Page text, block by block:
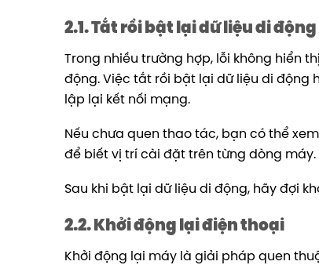
2.1. Tắt rồi bật lại dữ liệu di
Trong nhiều trường hợp, lỗi không hiển
động. Việc tắt rồi bật lại dữ liệu di động
lập lại kết nối mạng.
Nếu chưa quen thao tác, bạn có thể
để biết vị trí cài đặt trên từng dòng máy.
Sau khi bật lại dữ liệu di động, hãy đợi
2.2. Khởi động lại điện thoại
Khởi động lại máy là giải pháp quen